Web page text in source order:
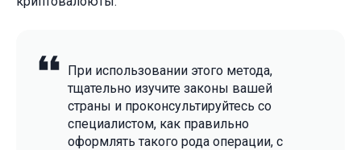
При использовании этого метода,
тщательно изучите законы вашей
страны и проконсультируйтесь со
специалистом, как правильно
оформлять такого рода операции, с